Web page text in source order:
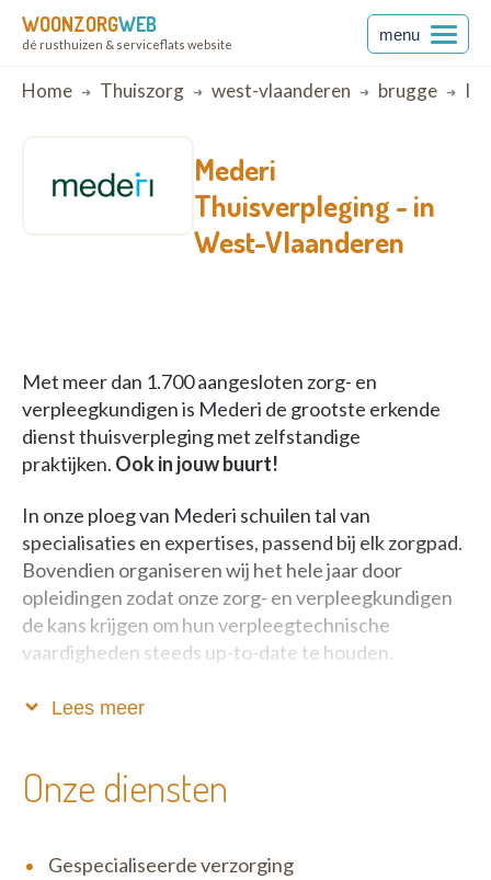
WOONZORGWEB
dé rusthuizen & serviceflats website
menu
Breadcrumb
Home Thuiszorg west-vlaanderen brugge In
Mederi
Thuisverpleging - in
West-Vlaanderen
Met meer dan 1.700 aangesloten zorg- en
verpleegkundigen is Mederi de grootste erkende
dienst thuisverpleging met zelfstandige
praktijken. Ook in jouw buurt!
In onze ploeg van Mederi schuilen tal van
specialisaties en expertises, passend bij elk zorgpad.
Bovendien organiseren wij het hele jaar door
opleidingen zodat onze zorg- en verpleegkundigen
de kans krijgen om hun verpleegtechnische
vaardigheden steeds up-to-date te houden.
Om kwaliteit te kunnen garanderen hebben we het
duidelijke verwachtingen en afspraken goede
Lees meer
Onze diensten
Gespecialiseerde verzorging